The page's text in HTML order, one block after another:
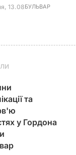
13.08БУЛЬВАР
та
у Гордона